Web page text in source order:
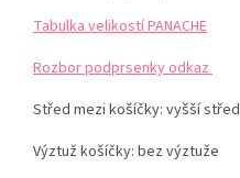
Tabulka velikostí PANACHE
Rozbor podprsenky odkaz
Střed mezi košíčky: vyšší střed
Výztuž košíčky: bez výztuže